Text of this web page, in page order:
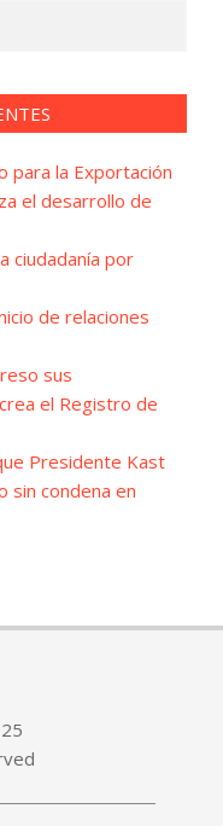
para la Exportación
el desarrollo de
ciudadanía por
de relaciones
sus
el Registro de
Presidente Kast
sin condena en